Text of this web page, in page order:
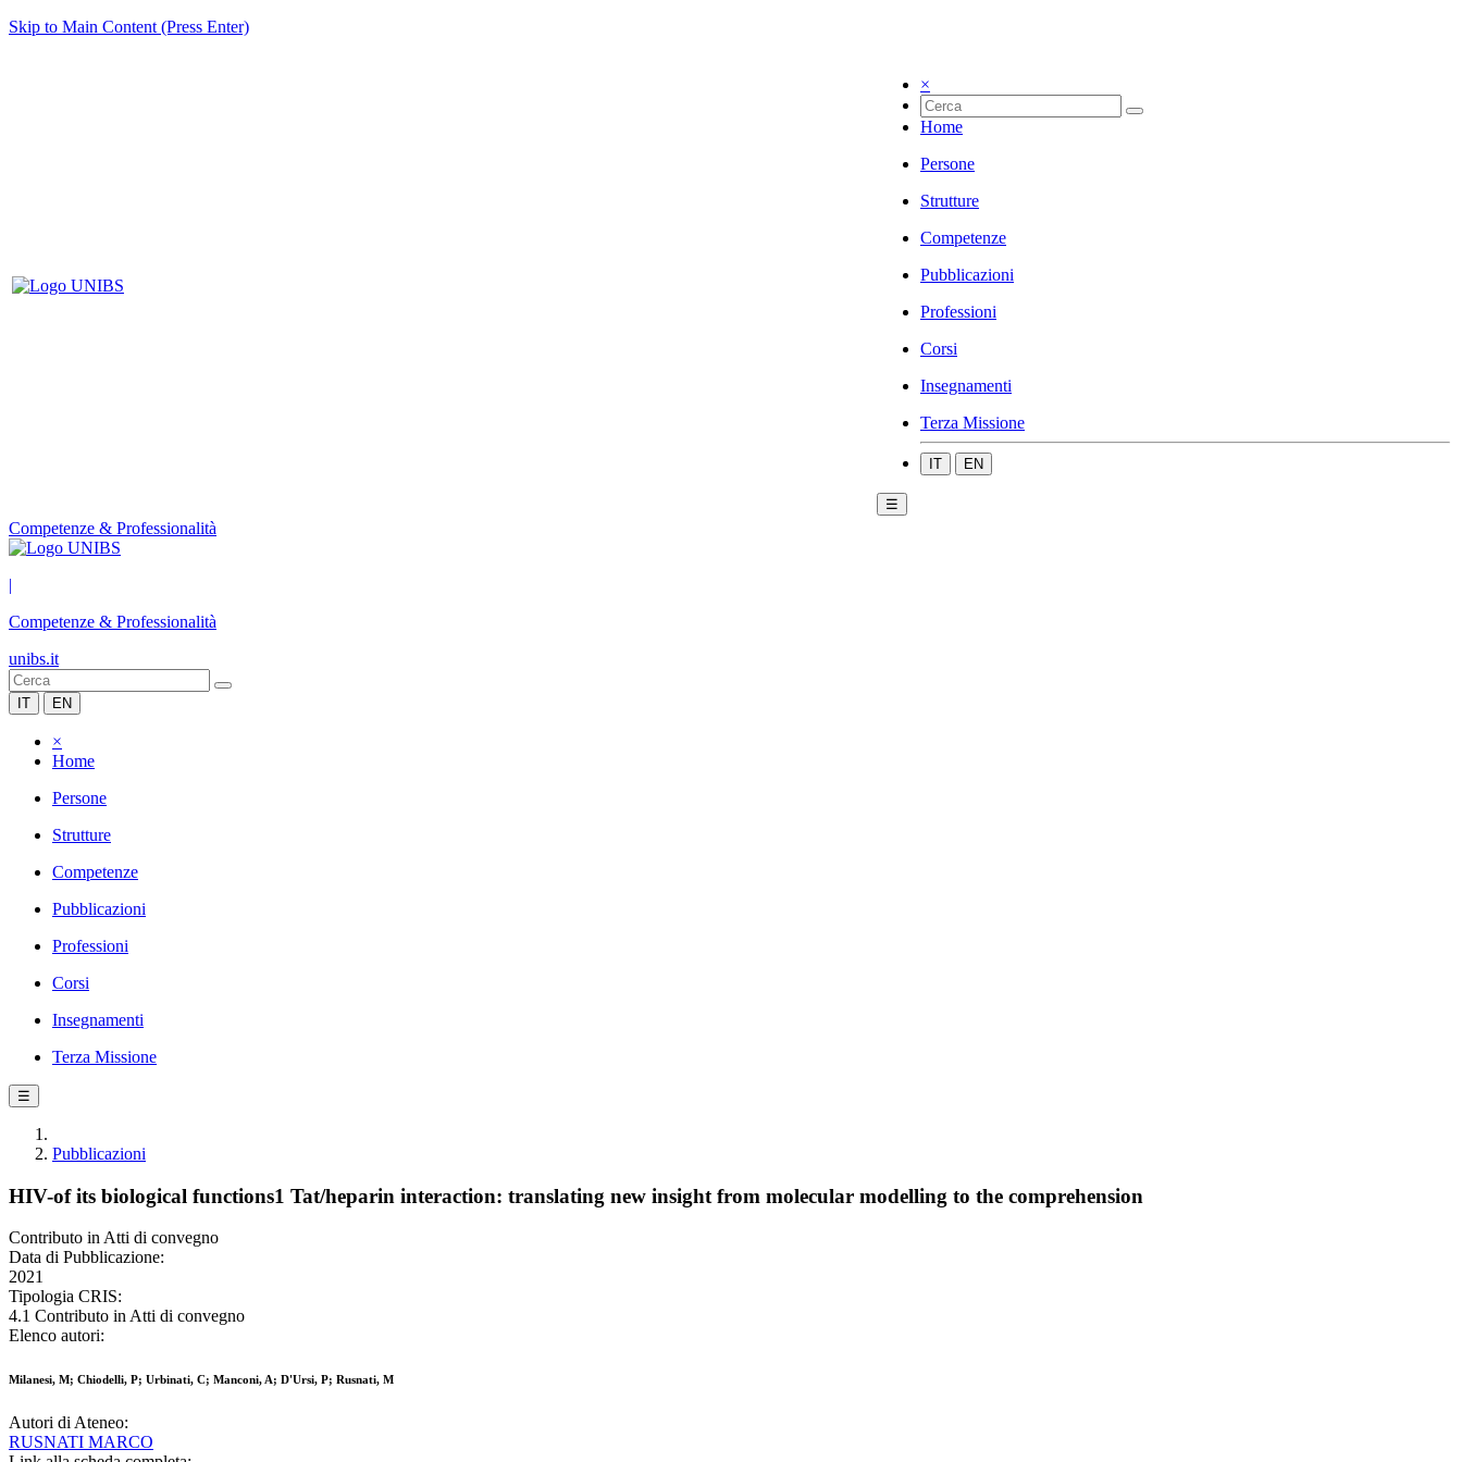
Skip to Main Content (Press Enter)
×
Home
Persone
Strutture
Competenze
Pubblicazioni
Professioni
Corsi
Insegnamenti
Terza Missione
IT EN
☰
Competenze & Professionalità
|
Competenze & Professionalità
unibs.it
IT EN
×
Home
Persone
Strutture
Competenze
Pubblicazioni
Professioni
Corsi
Insegnamenti
Terza Missione
☰
Pubblicazioni
HIV-of its biological functions1 Tat/heparin interaction: translating new insight from molecular modelling to the comprehension
Contributo in Atti di convegno
Data di Pubblicazione:
2021
Tipologia CRIS:
4.1 Contributo in Atti di convegno
Elenco autori:
Milanesi, M; Chiodelli, P; Urbinati, C; Manconi, A; D'Ursi, P; Rusnati, M
Autori di Ateneo:
RUSNATI MARCO